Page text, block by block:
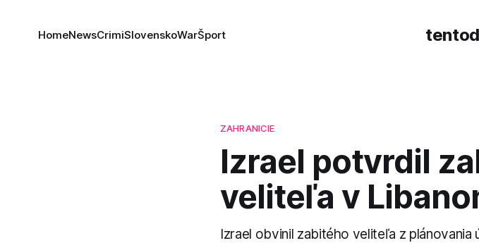
HomeNewsCrimiSlovenskoWarŠport
ZAHRANICIE
Izrael potvrdil
veliteľa v
Izrael obvinil zabitého veliteľa z plánovania